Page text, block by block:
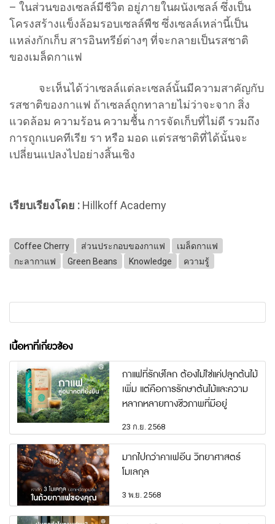
– ในส่วนของเซลล์มีชีวิต อยู่ภายในผนังเซลล์ ซึ่งเป็น
โครงสร้างแข็งล้อมรอบเซลล์พืช ซึ่งเซลล์เหล่านี้เป็น
แหล่งกักเก็บ สารอินทรีย์ต่างๆ ที่จะกลายเป็นรสชาติ
ของเมล็ดกาแฟ
จะเห็นได้ว่าเซลล์แต่ละเซลล์นั้นมีความสาคัญกับ
รสชาติของกาแฟ ถ้าเซลล์ถูกทาลายไม่ว่าจะจาก สิ่ง
แวดล้อม ความร้อน ความชื้น การจัดเก็บที่ไม่ดี รวมถึง
การถูกแบคทีเรีย รา หรือ มอด แต่รสชาติที่ได้นั้นจะ
เปลี่ยนแปลงไปอย่างสิ้นเชิง
เรียบเรียงโดย : Hillkoff Academy
Coffee Cherry ส่วนประกอบของกาแฟ
เมล็ดกาแฟ
กะลากาแฟ
Green Beans Knowledge ความรู้
เนื้อหาที่เกี่ยวข้อง
กาแฟที่รักษ์โลก ต้องไม่ใช่แค่ปลูกต้นไม้
เพิ่ม แต่คือการรักษาต้นไม้และความ
หลากหลายทางชีวภาพที่มีอยู่
23 ก.ย. 2568
มากไปกว่าคาเฟอีน วิทยาศาสตร์
โมเลกุล
3 พ.ย. 2568